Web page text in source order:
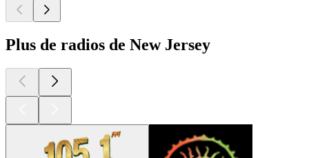
Plus de radios de New Jersey